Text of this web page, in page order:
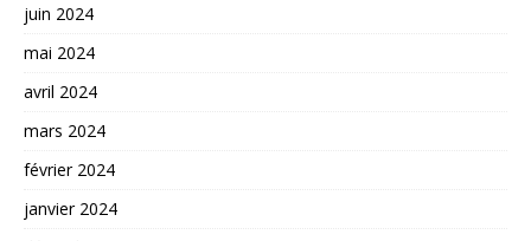
juin 2024
mai 2024
avril 2024
mars 2024
février 2024
janvier 2024